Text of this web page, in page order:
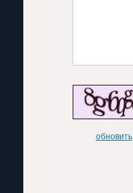
обновить